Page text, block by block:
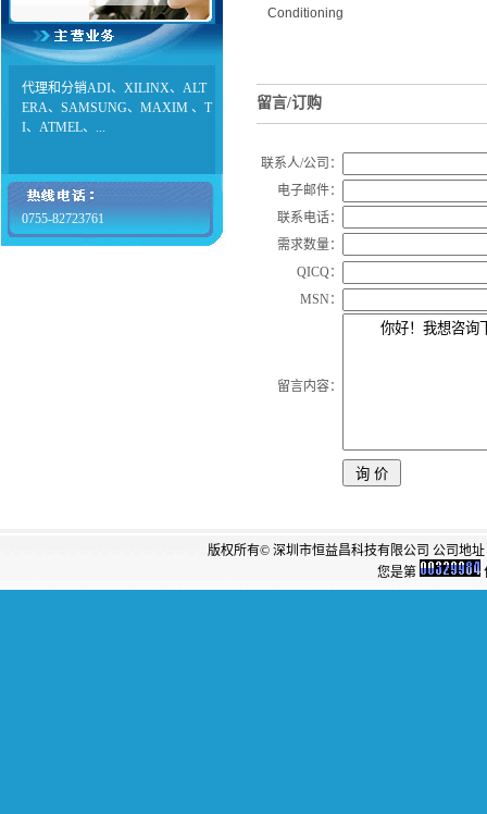
代理和分销ADI、XILINX、ALT
ERA、SAMSUNG、MAXIM 、T
I、ATMEL、...
0755-82723761
Conditioning
留言/订购
联系人/公司：
电子邮件：
联系电话：
需求数量：
QICQ：
MSN：
留言内容：
版权所有© 深圳市恒益昌科技有限公司 公司地
您是第